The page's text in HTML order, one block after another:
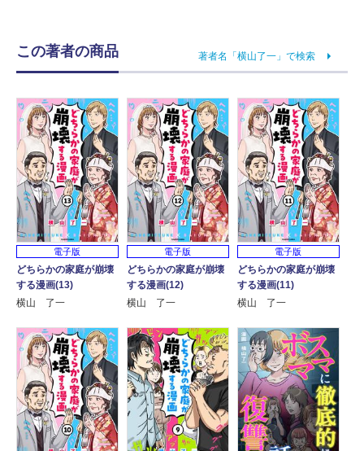
この著者の商品 著者名「横山了一」で検索
電子版
どちらかの家庭が崩壊
する漫画(13)
横山 了一
電子版
どちらかの家庭が崩壊
する漫画(12)
横山 了一
電子版
どちらかの家庭が崩壊
する漫画(11)
横山 了一